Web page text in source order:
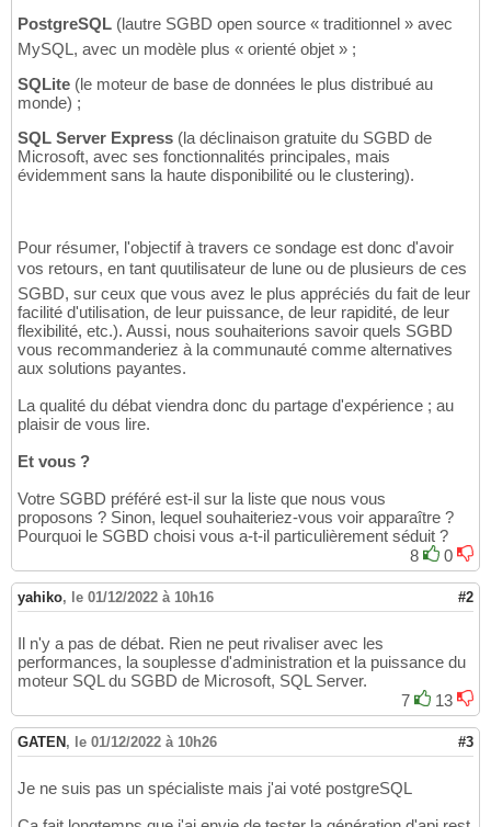
PostgreSQL (lautre SGBD open source « traditionnel » avec
MySQL, avec un modèle plus « orienté objet » ;
SQLite (le moteur de base de données le plus distribué au
monde) ;
SQL Server Express (la déclinaison gratuite du SGBD de
Microsoft, avec ses fonctionnalités principales, mais
évidemment sans la haute disponibilité ou le clustering).
Pour résumer, l'objectif à travers ce sondage est donc d'avoir
vos retours, en tant quutilisateur de lune ou de plusieurs de ces
SGBD, sur ceux que vous avez le plus appréciés du fait de leur
facilité d'utilisation, de leur puissance, de leur rapidité, de leur
flexibilité, etc.). Aussi, nous souhaiterions savoir quels SGBD
vous recommanderiez à la communauté comme alternatives
aux solutions payantes.
La qualité du débat viendra donc du partage d'expérience ; au
plaisir de vous lire.
Et vous ?
Votre SGBD préféré est-il sur la liste que nous vous
proposons ? Sinon, lequel souhaiteriez-vous voir apparaître ?
Pourquoi le SGBD choisi vous a-t-il particulièrement séduit ?
8
0
yahiko, le 01/12/2022 à 10h16 #2
Il n'y a pas de débat. Rien ne peut rivaliser avec les
performances, la souplesse d'administration et la puissance du
moteur SQL du SGBD de Microsoft, SQL Server.
7
13
GATEN , le 01/12/2022 à 10h26 #3
Je ne suis pas un spécialiste mais j'ai voté postgreSQL